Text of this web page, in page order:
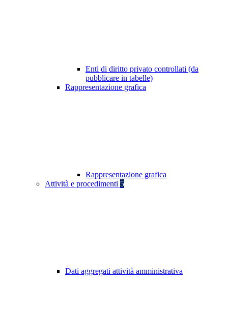
Enti di diritto privato controllati (da
pubblicare in tabelle)
Rappresentazione grafica
Rappresentazione grafica
Attività e procedimenti 5
Dati aggregati attività amministrativa